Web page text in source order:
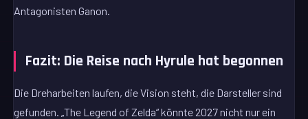
Antagonisten Ganon.
Fazit: Die Reise nach Hyrule hat begonnen
Die Dreharbeiten laufen, die Vision steht, die Darsteller sind
gefunden. „The Legend of Zelda“ könnte 2027 nicht nur ein